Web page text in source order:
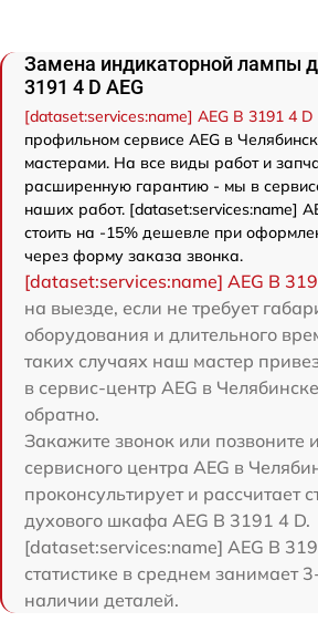
Замена индикаторной лампы
3191 4 D AEG
[dataset:services:name] AEG B 3191 4 D
профильном сервисе AEG в
мастерами. На все виды работ и
расширенную гарантию - мы в
наших работ. [dataset:services:name]
стоить на -15% дешевле при
через форму заказа звонка.
[dataset:services:name] AEG B
на выезде, если не требует
оборудования и длительного
таких случаях наш мастер
в сервис-центр AEG в
обратно.
Закажите звонок или позвоните
сервисного центра AEG в
проконсультирует и рассчитает
духового шкафа AEG B 3191 4 D.
[dataset:services:name] AEG B
статистике в среднем занимает
наличии деталей.